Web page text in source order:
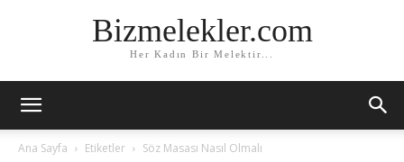
Bizmelekler.com
Her Kadın Bir Melektir...
Ana Sayfa Etiketler Söz Masası Nasıl Olmalı